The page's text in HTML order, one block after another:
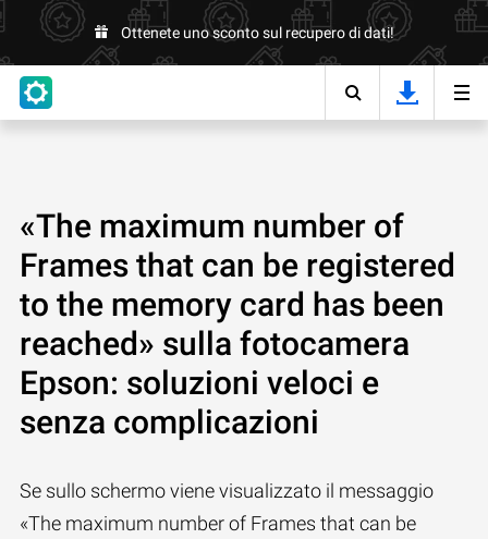
Ottenete uno sconto sul recupero di dati!
«The maximum number of
Frames that can be registered
to the memory card has been
reached» sulla fotocamera
Epson: soluzioni veloci e
senza complicazioni
Se sullo schermo viene visualizzato il messaggio
«The maximum number of Frames that can be